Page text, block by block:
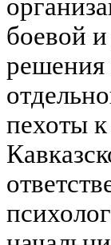
боевой
решения
пехоты